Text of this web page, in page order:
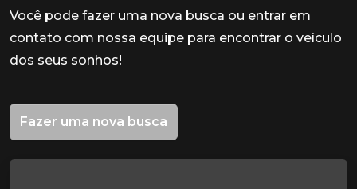
Você pode fazer uma nova busca ou entrar em
contato com nossa equipe para encontrar o veículo
dos seus sonhos!
Fazer uma nova busca